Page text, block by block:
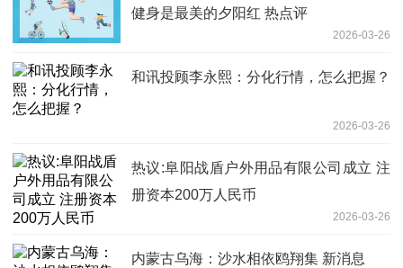
健身是最美的夕阳红 热点评
2026-03-26
和讯投顾李永熙：分化行情，怎么把握？
2026-03-26
热议:阜阳战盾户外用品有限公司成立 注
册资本200万人民币
2026-03-26
内蒙古乌海：沙水相依鸥翔集 新消息